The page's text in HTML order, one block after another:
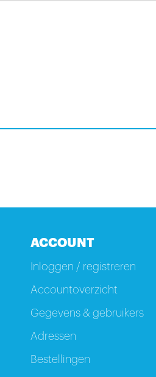
ACCOUNT
Inloggen / registreren
Accountoverzicht
Gegevens & gebruikers
Adressen
Bestellingen